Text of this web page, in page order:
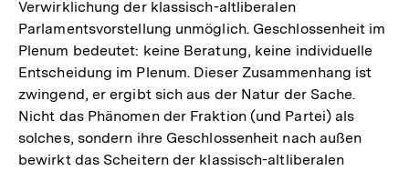
Verwirklichung der klassisch-altliberalen
Parlamentsvorstellung unmöglich. Geschlossenheit im
Plenum bedeutet: keine Beratung, keine individuelle
Entscheidung im Plenum. Dieser Zusammenhang ist
zwingend, er ergibt sich aus der Natur der Sache.
Nicht das Phänomen der Fraktion (und Partei) als
solches, sondern ihre Geschlossenheit nach außen
bewirkt das Scheitern der klassisch-altliberalen